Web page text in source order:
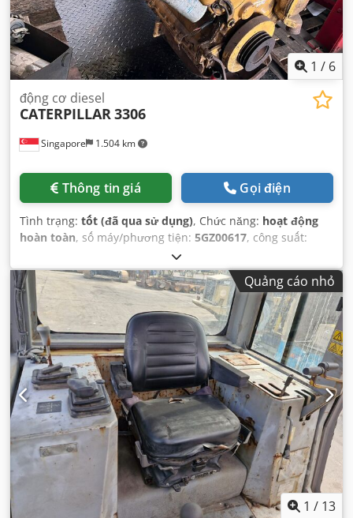
1 / 6
Singapore 1.504 km
động cơ diesel
CATERPILLAR3306
Thông tin giá Gọi điện
Tình trạng: tốt (đã qua sử dụng), Chức năng: hoạt động
hoàn toàn, số máy/phương tiện: 5GZ00617, công suất:
, loại nhiên liệu:
lanh:6, trọng lượng tổng cộng:1.905 kg,
Quảng cáo nhỏ
1 / 13